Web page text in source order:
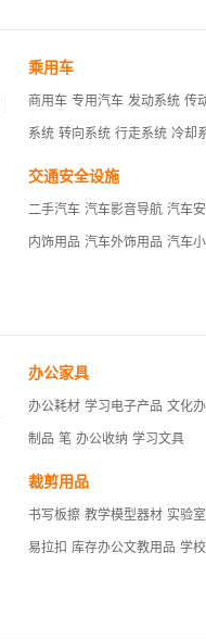
乘用车
商用车 专用汽车 发动系统 传
系统 转向系统 行走系统 冷却
交通安全设施
二手汽车 汽车影音导航 汽车
内饰用品 汽车外饰用品 汽车
办公家具
办公耗材 学习电子产品 文化
制品 笔 办公收纳 学习文具
裁剪用品
书写板擦 教学模型器材 实验
易拉扣 库存办公文教用品 学